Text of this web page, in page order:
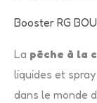
Booster RG
La pêche à la
liquides et
dans le monde